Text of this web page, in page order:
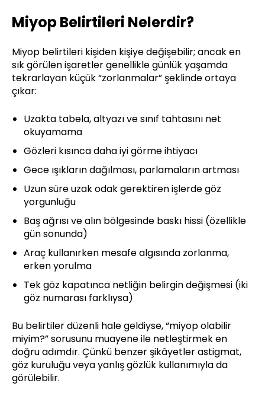
Miyop Belirtileri Nelerdir?
Miyop belirtileri kişiden kişiye değişebilir; ancak en
sık görülen işaretler genellikle günlük yaşamda
tekrarlayan küçük “zorlanmalar” şeklinde ortaya
çıkar:
Uzakta tabela, altyazı ve sınıf tahtasını net
okuyamama
Gözleri kısınca daha iyi görme ihtiyacı
Gece ışıkların dağılması, parlamaların artması
Uzun süre uzak odak gerektiren işlerde göz
yorgunluğu
Baş ağrısı ve alın bölgesinde baskı hissi (özellikle
gün sonunda)
Araç kullanırken mesafe algısında zorlanma,
erken yorulma
Tek göz kapatınca netliğin belirgin değişmesi (iki
göz numarası farklıysa)
Bu belirtiler düzenli hale geldiyse, “miyop olabilir
miyim?” sorusunu muayene ile netleştirmek en
doğru adımdır. Çünkü benzer şikâyetler astigmat,
göz kuruluğu veya yanlış gözlük kullanımıyla da
görülebilir.